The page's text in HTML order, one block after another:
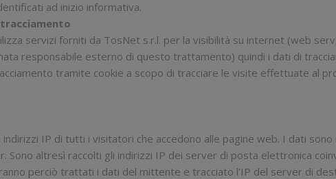
ad inizio informativa.
servizi forniti da TosNet s.r.l. per la visibilità su internet (web
responsabile esterno di questo trattamento) quindi i dati di
tramite cookie a scopo di tracciare le visite effettuate al
indirizzi IP di tutti i visitatori che accedono alle pagine web. I dati
Sono altresì raccolti gli indirizzi IP dei server di posta elettronica
perciò trattati i dati del mittente e tracciato l’IP del server di